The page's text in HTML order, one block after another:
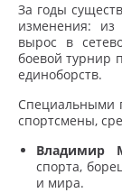
За годы
изменения: из
вырос в
боевой турнир
единоборств.
Специальными
спортсмены,
Владимир
спорта,
и мира.